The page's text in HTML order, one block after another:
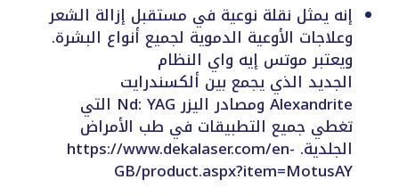
إنه يمثل نقلة نوعية في مستقبل إزالة الشعر
وعلاجات الأوعية الدموية لجميع أنواع البشرة.
ويعتبر موتس إيه واي النظام
الجديد الذي يجمع بين ألكسندرايت
Alexandrite ومصادر اليزر Nd: YAG التي
تغطي جميع التطبيقات في طب الأمراض
الجلدية. https://www.dekalaser.com/en-
GB/product.aspx?item=MotusAY